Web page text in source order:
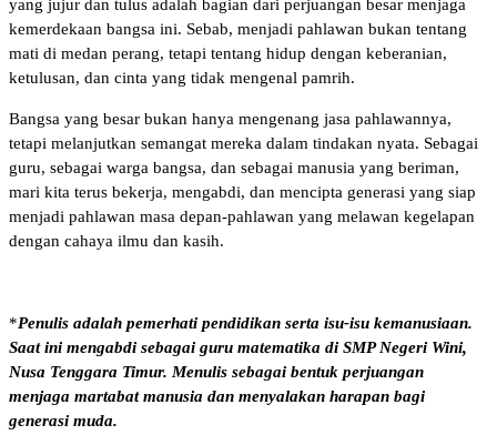
yang jujur dan tulus adalah bagian dari perjuangan besar menjaga
kemerdekaan bangsa ini. Sebab, menjadi pahlawan bukan tentang
mati di medan perang, tetapi tentang hidup dengan keberanian,
ketulusan, dan cinta yang tidak mengenal pamrih.
Bangsa yang besar bukan hanya mengenang jasa pahlawannya,
tetapi melanjutkan semangat mereka dalam tindakan nyata. Sebagai
guru, sebagai warga bangsa, dan sebagai manusia yang beriman,
mari kita terus bekerja, mengabdi, dan mencipta generasi yang siap
menjadi pahlawan masa depan-pahlawan yang melawan kegelapan
dengan cahaya ilmu dan kasih.
*Penulis adalah pemerhati pendidikan serta isu-isu kemanusiaan.
Saat ini mengabdi sebagai guru matematika di SMP Negeri Wini,
Nusa Tenggara Timur. Menulis sebagai bentuk perjuangan
menjaga martabat manusia dan menyalakan harapan bagi
generasi muda.